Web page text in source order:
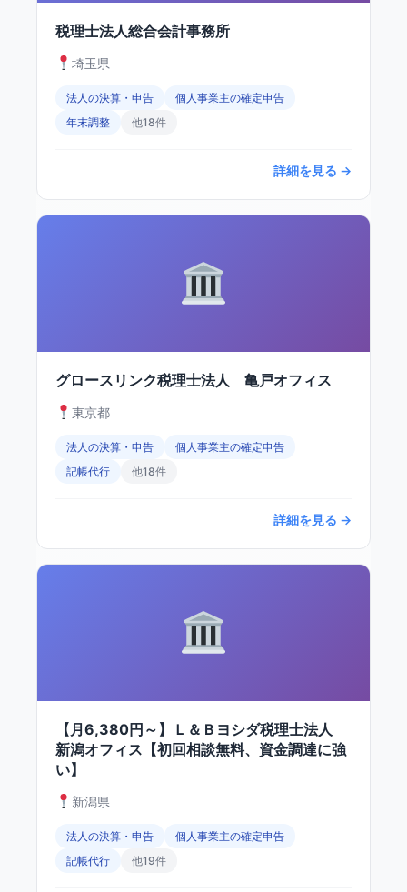
税理士法人総合会計事務所
埼玉県
法人の決算・申告
個人事業主の確定申告
年末調整
他18件
詳細を見る →
グロースリンク税理士法人 亀戸オフィス
東京都
法人の決算・申告
個人事業主の確定申告
記帳代行
他18件
詳細を見る →
【月6,380円～】Ｌ＆Ｂヨシダ税理士法人
新潟オフィス【初回相談無料、資金調達に強
い】
新潟県
法人の決算・申告
個人事業主の確定申告
記帳代行
他19件